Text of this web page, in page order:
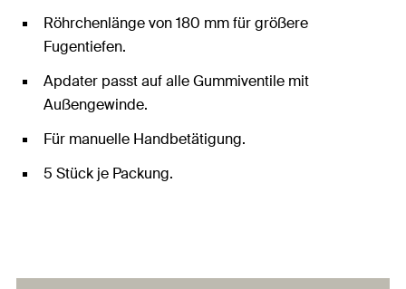
Röhrchenlänge von 180 mm für größere
Fugentiefen.
Apdater passt auf alle Gummiventile mit
Außengewinde.
Für manuelle Handbetätigung.
5 Stück je Packung.